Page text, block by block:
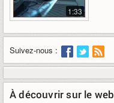
1:33
Suivez-nous :
À découvrir sur le web